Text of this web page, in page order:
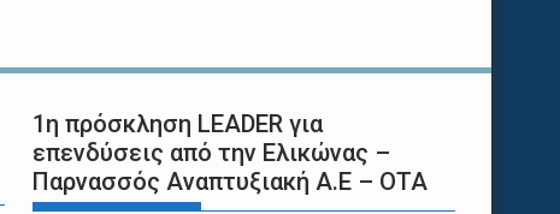
1η πρόσκληση LEADER για
επενδύσεις από την Ελικώνας –
Παρνασσός Αναπτυξιακή Α.Ε – ΟΤΑ